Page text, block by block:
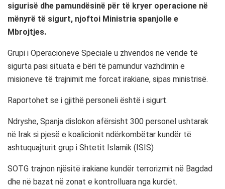
sigurisë dhe pamundësinë për të kryer operacione në
mënyrë të sigurt, njoftoi Ministria spanjolle e
Mbrojtjes.
Grupi i Operacioneve Speciale u zhvendos në vende të
sigurta pasi situata e bëri të pamundur vazhdimin e
misioneve të trajnimit me forcat irakiane, sipas ministrisë.
Raportohet se i gjithë personeli është i sigurt.
Ndryshe, Spanja dislokon afërsisht 300 personel ushtarak
në Irak si pjesë e koalicionit ndërkombëtar kundër të
ashtuquajturit grup i Shtetit Islamik (ISIS)
SOTG trajnon njësitë irakiane kundër terrorizmit në Bagdad
dhe në bazat në zonat e kontrolluara nga kurdët.